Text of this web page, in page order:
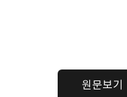
원문보기